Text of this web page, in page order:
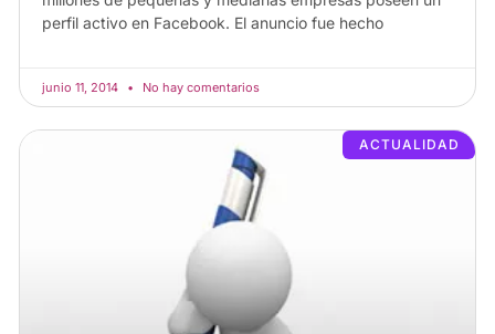
perfil activo en Facebook. El anuncio fue hecho
junio 11, 2014 No hay comentarios
ACTUALIDAD